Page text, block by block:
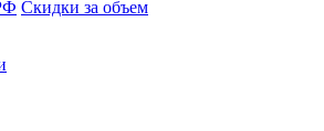
Скидки за объем